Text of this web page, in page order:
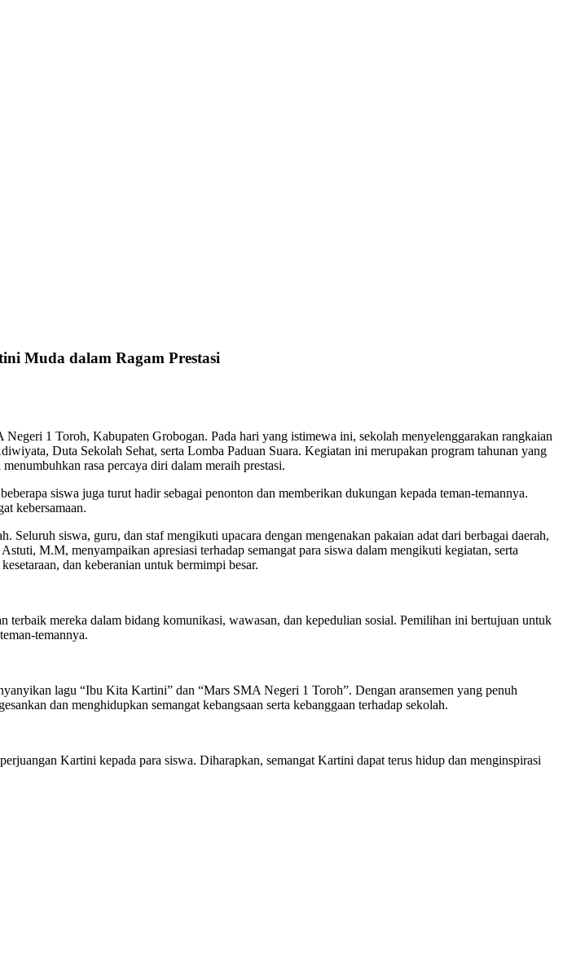
Muda dalam Ragam Prestasi
1 Toroh, Kabupaten Grobogan. Pada hari yang istimewa ini, sekolah menyelenggarakan rangkaian
Duta Sekolah Sehat, serta Lomba Paduan Suara. Kegiatan ini merupakan program tahunan yang
rasa percaya diri dalam meraih prestasi.
siswa juga turut hadir sebagai penonton dan memberikan dukungan kepada teman-temannya.
kebersamaan.
siswa, guru, dan staf mengikuti upacara dengan mengenakan pakaian adat dari berbagai daerah,
M.M, menyampaikan apresiasi terhadap semangat para siswa dalam mengikuti kegiatan, serta
dan keberanian untuk bermimpi besar.
terbaik mereka dalam bidang komunikasi, wawasan, dan kepedulian sosial. Pemilihan ini bertujuan untuk
temannya.
lagu “Ibu Kita Kartini” dan “Mars SMA Negeri 1 Toroh”. Dengan aransemen yang penuh
dan menghidupkan semangat kebangsaan serta kebanggaan terhadap sekolah.
Kartini kepada para siswa. Diharapkan, semangat Kartini dapat terus hidup dan menginspirasi